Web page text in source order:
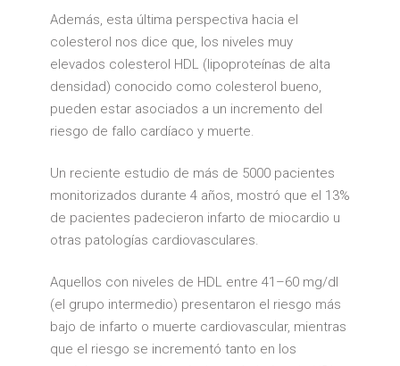
Además, esta última perspectiva hacia el
colesterol nos dice que, los niveles muy
elevados colesterol HDL (lipoproteínas de alta
densidad) conocido como colesterol bueno,
pueden estar asociados a un incremento del
riesgo de fallo cardíaco y muerte.
Un reciente estudio de más de 5000 pacientes
monitorizados durante 4 años, mostró que el 13%
de pacientes padecieron infarto de miocardio u
otras patologías cardiovasculares.
Aquellos con niveles de HDL entre 41–60 mg/dl
(el grupo intermedio) presentaron el riesgo más
bajo de infarto o muerte cardiovascular, mientras
que el riesgo se incrementó tanto en los